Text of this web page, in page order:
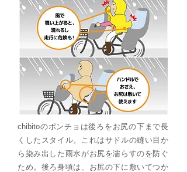
chibitoのポンチョは後ろをお尻の下まで長
くしたスタイル。これはサドルの縫い目か
ら染み出した雨水がお尻を濡らすのを防ぐ
ため。後ろ身頃は、お尻の下に敷いてつか